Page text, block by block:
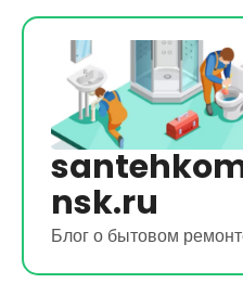
Перейти
содержимому
nsk.ru
Блог о бытовом